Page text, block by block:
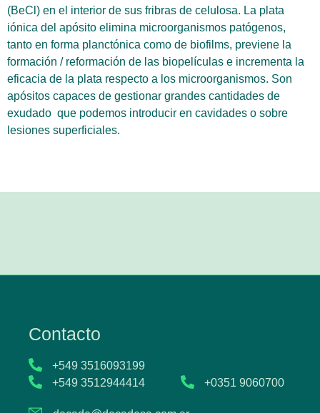
(BeCl) en el interior de sus fribras de celulosa. La plata
iónica del apósito elimina microorganismos patógenos,
tanto en forma planctónica como de biofilms, previene la
formación / reformación de las biopelículas e incrementa la
eficacia de la plata respecto a los microorganismos. Son
apósitos capaces de gestionar grandes cantidades de
exudado que podemos introducir en cavidades o sobre
lesiones superficiales.
Contacto
+549 3516093199
+549 3512944414
+0351 9060700